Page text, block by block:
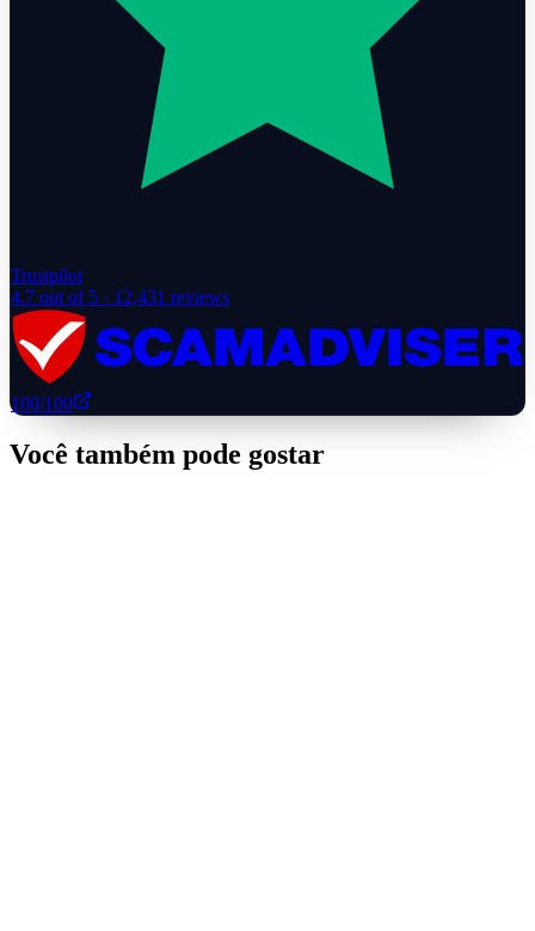
Trustpilot
4.7 out of 5 · 12,431 reviews
100/100
Você também pode gostar